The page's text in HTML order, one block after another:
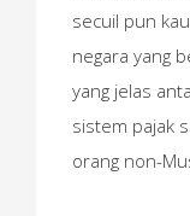
secuil pun
negara yang
yang jelas
sistem pajak
orang non-